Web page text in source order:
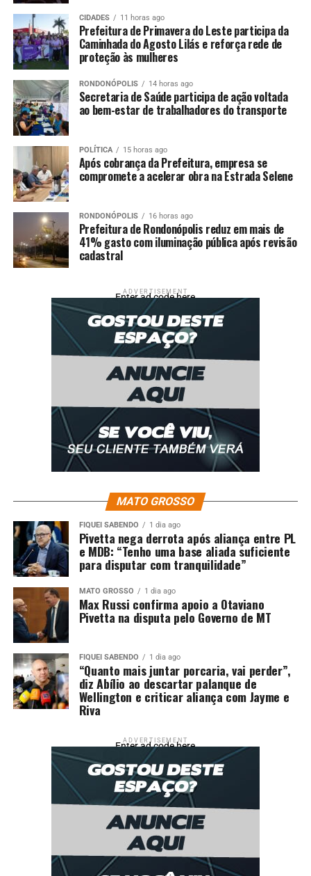
Ver essa foto no Instagram
Um post compartilhado por Thais Fersoza (@tatafersoza)
Thais Fersoza celebra 42 anos com festa
intimista e declarações de amor da famíliaapareceu
primeiro emTOP FAMOSOS.
Comentários
RELATED TOPICS: AMOR ANOS CELEBRA
DESTAQUE
ENTRETENIMENTO FAMÍLIA FERSOZA
FESTA
INTIMISTA
THAIS
Daniella Cicarelli exibe rotina fitness e impressiona com
treino ao ar livre
DON'T MISS
Michel Teló se declara para Thais Fersoza em
CIDADES 11 horas ago
Prefeitura de Primavera do Leste participa da
Caminhada do Agosto Lilás e reforça rede de
proteção às mulheres
RONDONÓPOLIS 14 horas ago
Secretaria de Saúde participa de ação voltada
ao bem-estar de trabalhadores do transporte
POLÍTICA 15 horas ago
Após cobrança da Prefeitura, empresa se
compromete a acelerar obra na Estrada Selene
RONDONÓPOLIS 16 horas ago
Prefeitura de Rondonópolis reduz em mais de
41% gasto com iluminação pública após revisão
cadastral
ADVERTISEMENT
Enter ad code here
MATO GROSSO
FIQUEI SABENDO 1 dia ago
Pivetta nega derrota após aliança entre PL
e MDB: “Tenho uma base aliada suficiente
para disputar com tranquilidade”
MATO GROSSO 1 dia ago
Max Russi confirma apoio a Otaviano
Pivetta na disputa pelo Governo de MT
FIQUEI SABENDO 1 dia ago
“Quanto mais juntar porcaria, vai perder”,
diz Abílio ao descartar palanque de
Wellington e criticar aliança com Jayme e
Riva
ADVERTISEMENT
Enter ad code here